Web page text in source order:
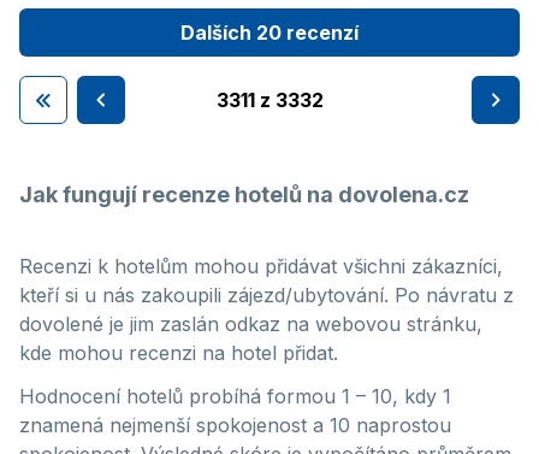
3311 z 3332
Dalších 20 recenzí
Jak fungují recenze hotelů na dovolena.cz
Recenzi k hotelům mohou přidávat všichni zákazníci,
kteří si u nás zakoupili zájezd/ubytování. Po návratu z
dovolené je jim zaslán odkaz na webovou stránku,
kde mohou recenzi na hotel přidat.
Hodnocení hotelů probíhá formou 1 – 10, kdy 1
znamená nejmenší spokojenost a 10 naprostou